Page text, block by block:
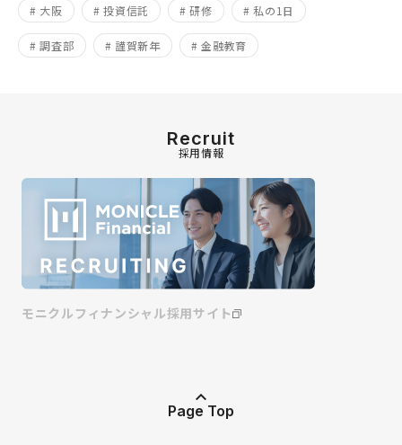
# 大阪 # 投資信託 # 研修 # 私の1日
# 調査部 # 謹賀新年 # 金融教育
Recruit
採用情報
モニクルフィナンシャル採用サイト
Page Top